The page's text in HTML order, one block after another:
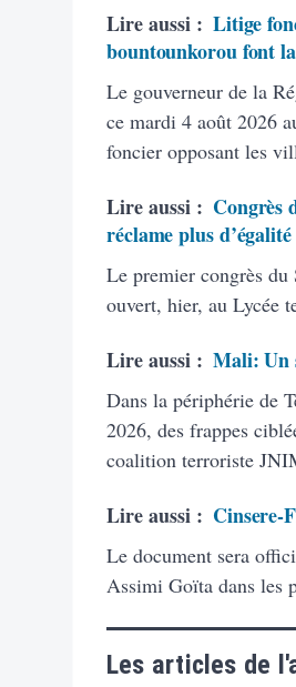
Lire aussi : Litige
bountounkorou font
Le gouverneur de la
ce mardi 4 août 2026
foncier opposant les
Lire aussi : Congrès
réclame plus
Le premier congrès du
ouvert, hier, au Lycée
Lire aussi : Mali: Un
Dans la périphérie de
2026, des frappes
coalition terroriste
Lire aussi : Cinsere-
Le document sera
Assimi Goïta dans les
Les articles de